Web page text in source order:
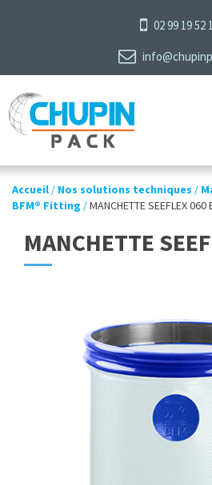
02 99 19 52
Accueil / Nos solutions techniques /
BFM® Fitting /MANCHETTE SEEFLEX 060
MANCHETTE